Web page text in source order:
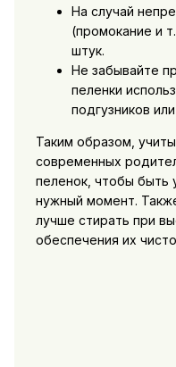
На случай
(промокание и
штук.
Не забывайте
пеленки
подгузников
Таким образом,
современных
пеленок, чтобы быть
нужный момент.
лучше стирать при
обеспечения их